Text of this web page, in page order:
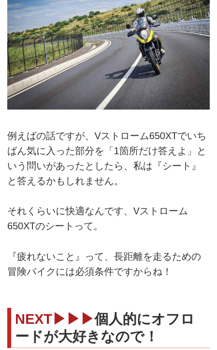
例えばの話ですが、Vストローム650XTでいち
ばん気に入った部分を「1箇所だけ答えよ」と
いう問いがあったとしたら、私は『シート』
と答えるかもしれません。
それくらいに快適なんです、Vストローム
650XTのシートって。
『疲れないこと』って、長距離を走るための
冒険バイクには必須条件ですからね！
NEXT▶▶▶個人的にオフロ
ードが大好きなので！